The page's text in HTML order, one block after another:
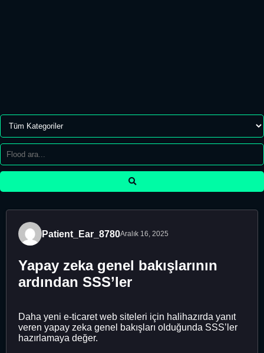
Patient_Ear_8780Aralık 16, 2025
Yapay zeka genel bakışlarının
ardından SSS’ler
Daha yeni e-ticaret web siteleri için halihazırda yanıt
veren yapay zeka genel bakışları olduğunda SSS’ler
hazırlamaya değer.